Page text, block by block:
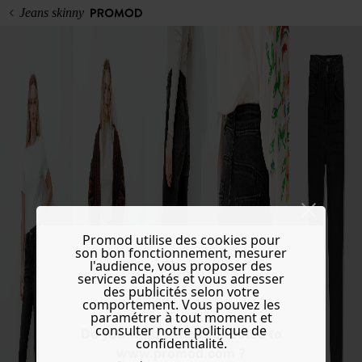
Do you want to be redirected to
www.promod.com ?
Jeans skinny
Promod utilise des cookies pour
son bon fonctionnement, mesurer
l'audience, vous proposer des
services adaptés et vous adresser
des publicités selon votre
comportement. Vous pouvez les
paramétrer à tout moment et
consulter notre politique de
confidentialité.